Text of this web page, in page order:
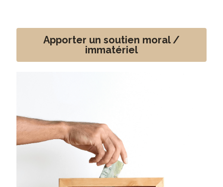
Apporter un soutien moral /
immatériel